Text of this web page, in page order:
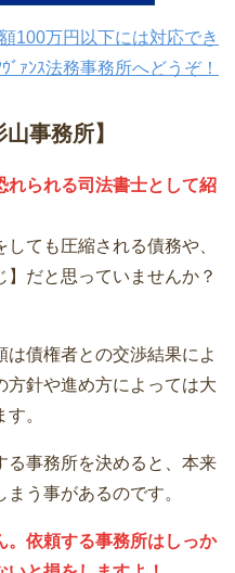
100万円以下には対応でき
ﾞｧﾝｽ法務事務所へどうぞ！
事務所】
れられる司法書士として紹
ても圧縮される債務や、
だと思っていませんか？
債権者との交渉結果によ
方針や進め方によっては大
。
る事務所を決めると、本来
う事があるのです。
。依頼する事務所はしっか